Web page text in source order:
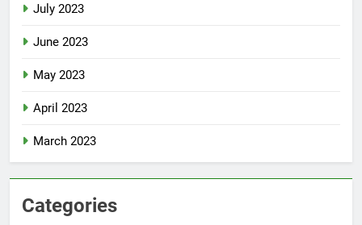
July 2023
June 2023
May 2023
April 2023
March 2023
Categories